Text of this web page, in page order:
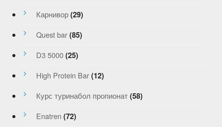
Карнивор (29)
Quest bar (85)
D3 5000 (25)
High Protein Bar (12)
Курс туринабол пропионат (58)
Enatren (72)